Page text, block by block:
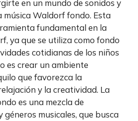
en un mundo de sonidos y
música Waldorf fondo. Esta
fundamental en la
ya que se utiliza como fondo
cotidianas de los niños
es crear un ambiente
que favorezca la
y la creatividad. La
es una mezcla de
géneros musicales, que busca